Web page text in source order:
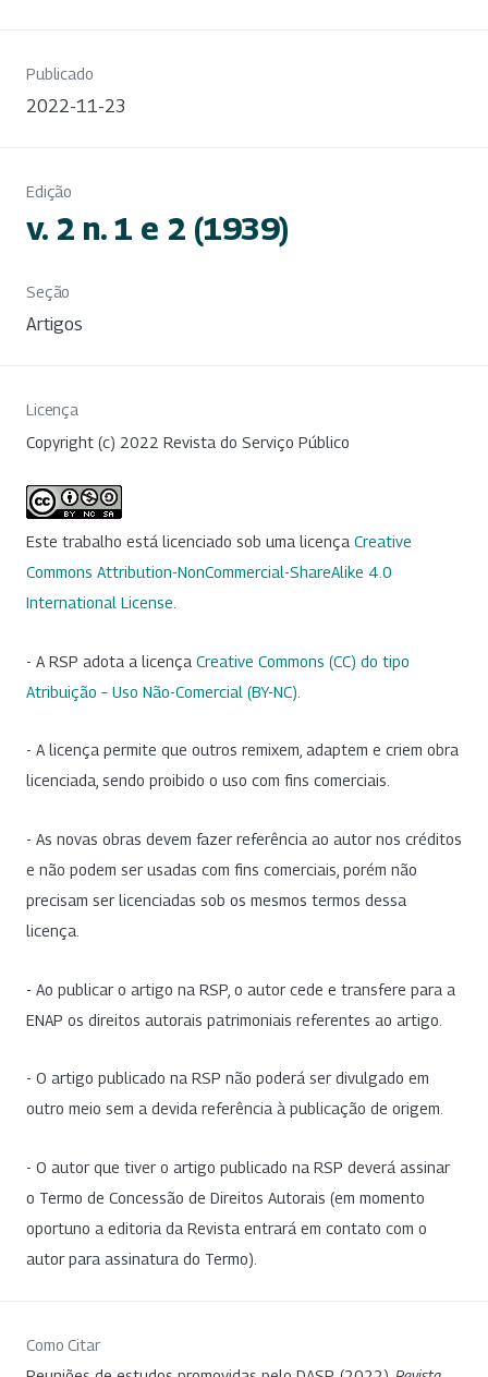
Publicado
2022-11-23
Edição
v. 2 n. 1 e 2 (1939)
Seção
Artigos
Licença
Copyright (c) 2022 Revista do Serviço Público
Este trabalho está licenciado sob uma licença Creative
Commons Attribution-NonCommercial-ShareAlike 4.0
International License
- A RSP adota a licença Creative Commons (CC) do tipo
Atribuição – Uso Não-Comercial (BY-NC)
- A licença permite que outros remixem, adaptem e criem obra
licenciada, sendo proibido o uso com fins comerciais.
- As novas obras devem fazer referência ao autor nos créditos
e não podem ser usadas com fins comerciais, porém não
precisam ser licenciadas sob os mesmos termos dessa
licença.
- Ao publicar o artigo na RSP, o autor cede e transfere para a
ENAP os direitos autorais patrimoniais referentes ao artigo.
- O artigo publicado na RSP não poderá ser divulgado em
outro meio sem a devida referência à publicação de origem.
- O autor que tiver o artigo publicado na RSP deverá assinar
o Termo de Concessão de Direitos Autorais (em momento
oportuno a editoria da Revista entrará em contato com o
autor para assinatura do Termo).
Como Citar